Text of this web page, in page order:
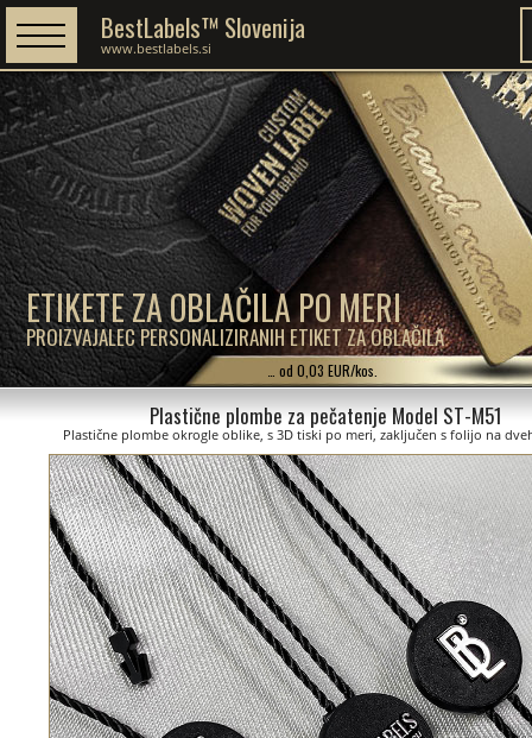
ETIKETE ZA OBLAČILA PO MERI
PROIZVAJALEC PERSONALIZIRANIH ETIKET ZA OBLAČILA
BestLabels™ Slovenija
www.bestlabels.si
… od 0,03 EUR/kos.
Plastične plombe za pečatenje Model ST-M51
Plastične plombe okrogle oblike, s 3D tiski po meri, zaključen s folijo na